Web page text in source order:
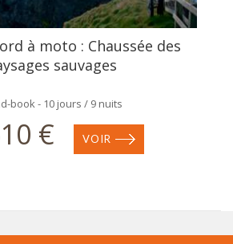
à moto : Chaussée des
sauvages
book - 10 jours / 9 nuits
€ VOIR